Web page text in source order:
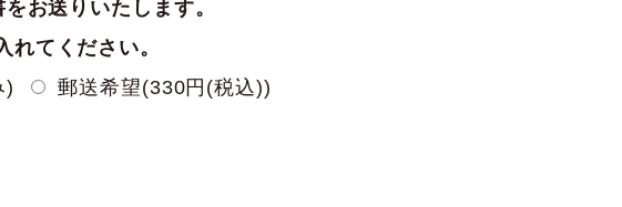
お送りいたします。
てください。
) 郵送希望(330円(税込))